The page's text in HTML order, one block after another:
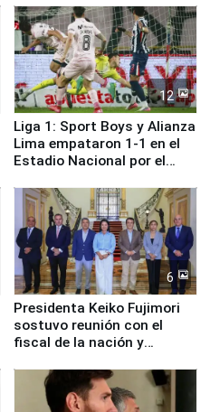
12
Liga 1: Sport Boys y Alianza
Lima empataron 1-1 en el
Estadio Nacional por el
6
Presidenta Keiko Fujimori
sostuvo reunión con el
fiscal de la nación y